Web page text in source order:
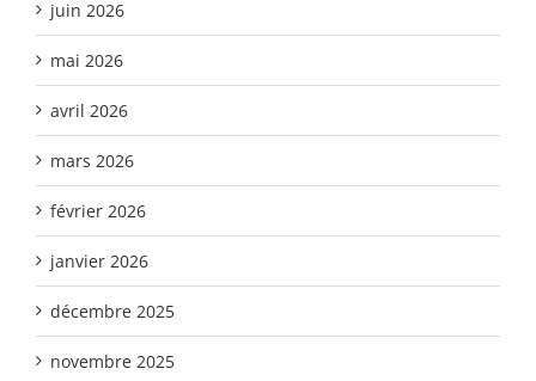
juin 2026
mai 2026
avril 2026
mars 2026
février 2026
janvier 2026
décembre 2025
novembre 2025